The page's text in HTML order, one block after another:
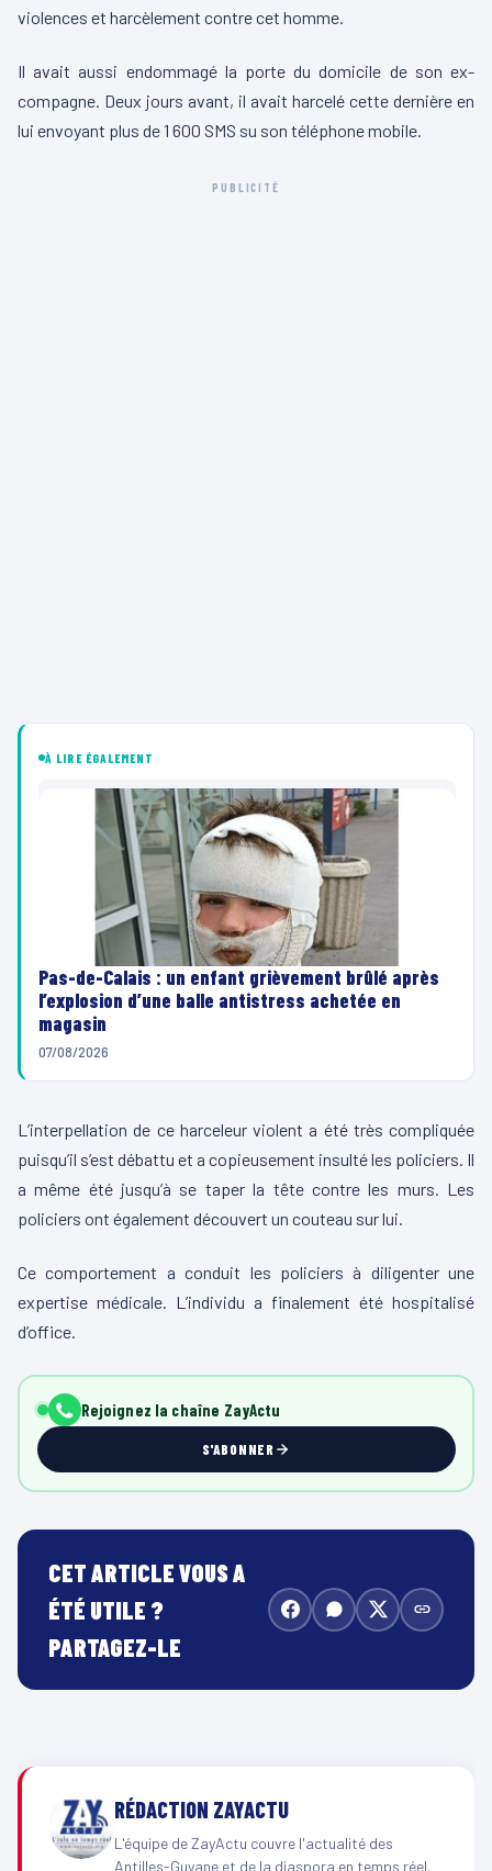
violences et harcèlement contre cet homme.
Il avait aussi endommagé la porte du domicile de son ex-
compagne. Deux jours avant, il avait harcelé cette dernière en
lui envoyant plus de 1 600 SMS su son téléphone mobile.
PUBLICITÉ
À LIRE ÉGALEMENT
Pas-de-Calais : un enfant grièvement brûlé après
l’explosion d’une balle antistress achetée en
magasin
07/08/2026
L’interpellation de ce harceleur violent a été très compliquée
puisqu’il s’est débattu et a copieusement insulté les policiers. Il
a même été jusqu’à se taper la tête contre les murs. Les
policiers ont également découvert un couteau sur lui.
Ce comportement a conduit les policiers à diligenter une
expertise médicale. L’individu a finalement été hospitalisé
d’office.
Rejoignez la chaîne ZayActu
S'ABONNER
CET ARTICLE VOUS A
ÉTÉ UTILE ?
PARTAGEZ-LE
RÉDACTION ZAYACTU
L'équipe de ZayActu couvre l'actualité des
Antilles-Guyane et de la diaspora en temps réel.